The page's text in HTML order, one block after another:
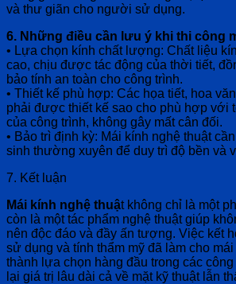
và thư giãn cho người sử dụng.
6. Những điều cần lưu ý khi thi công
• Lựa chọn kính chất lượng: Chất liệu
cao, chịu được tác động của thời tiết,
bảo tính an toàn cho công trình.
• Thiết kế phù hợp: Các họa tiết, hoa
phải được thiết kế sao cho phù hợp với
của công trình, không gây mất cân đối.
• Bảo trì định kỳ: Mái kính nghệ thuật
sinh thường xuyên để duy trì độ bền và
7. Kết luận
Mái kính nghệ thuật không chỉ là một
còn là một tác phẩm nghệ thuật giúp
nên độc đáo và đầy ấn tượng. Việc kết
sử dụng và tính thẩm mỹ đã làm cho
thành lựa chọn hàng đầu trong các
lại giá trị lâu dài cả về mặt kỹ thuật lẫn